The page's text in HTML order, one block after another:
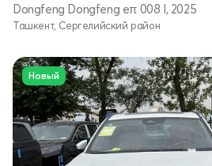
Dongfeng Dongfeng eπ 008 I, 2025
Ташкент, Сергелийский район
Новый